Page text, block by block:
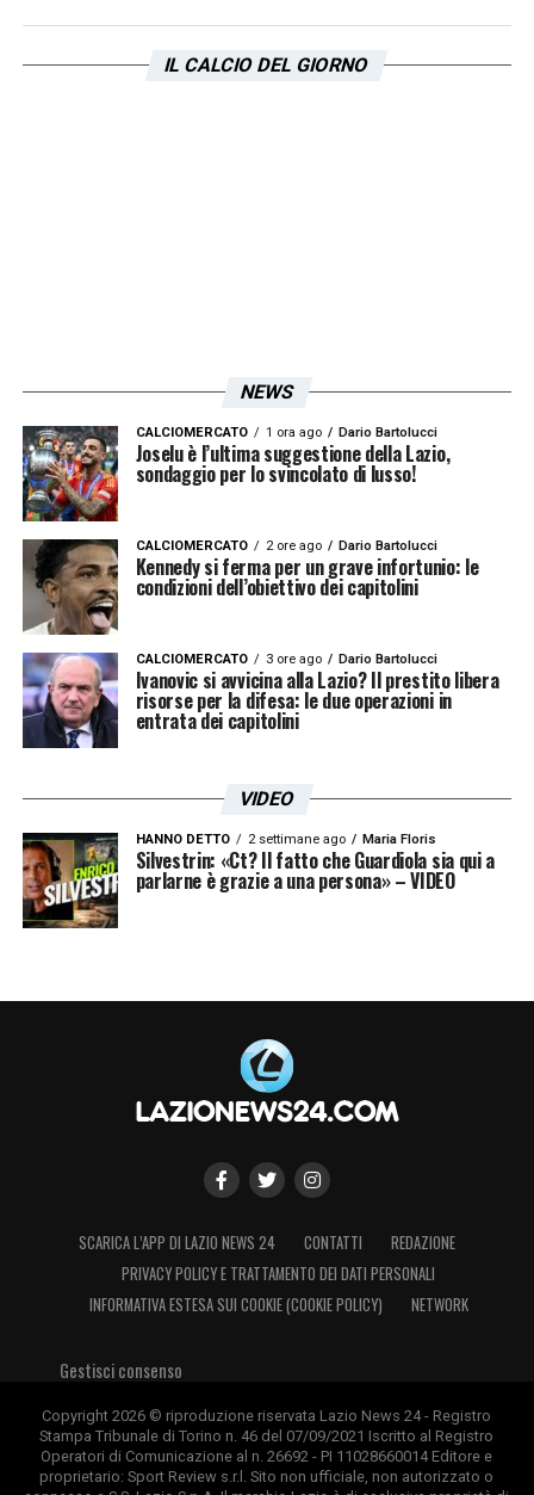
IL CALCIO DEL GIORNO
NEWS
CALCIOMERCATO 1 ora ago Dario Bartolucci
Joselu è l’ultima suggestione della Lazio,
sondaggio per lo svincolato di lusso!
CALCIOMERCATO 2 ore ago Dario Bartolucci
Kennedy si ferma per un grave infortunio: le
condizioni dell’obiettivo dei capitolini
CALCIOMERCATO 3 ore ago Dario Bartolucci
Ivanovic si avvicina alla Lazio? Il prestito libera
risorse per la difesa: le due operazioni in
entrata dei capitolini
VIDEO
HANNO DETTO 2 settimane ago Maria Floris
Silvestrin: «Ct? Il fatto che Guardiola sia qui a
parlarne è grazie a una persona» – VIDEO
SCARICA L’APP DI LAZIO NEWS 24 CONTATTI
REDAZIONE
PRIVACY POLICY E TRATTAMENTO DEI DATI PERSONALI
INFORMATIVA ESTESA SUI COOKIE (COOKIE POLICY)
NETWORK
Gestisci consenso
Copyright 2026 © riproduzione riservata Lazio News 24 - Registro
Stampa Tribunale di Torino n. 46 del 07/09/2021 Iscritto al Registro
Operatori di Comunicazione al n. 26692 - PI 11028660014 Editore e
proprietario: Sport Review s.r.l. Sito non ufficiale, non autorizzato o